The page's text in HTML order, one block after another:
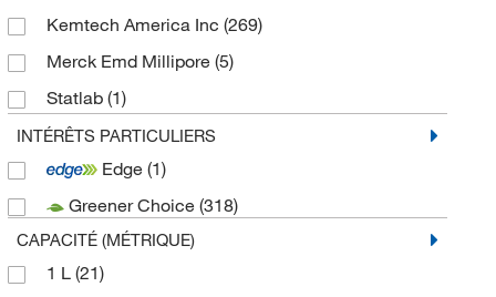
Kemtech America Inc (269)
Merck Emd Millipore (5)
Statlab (1)
United Scientific Supplies Inc
INTÉRÊTS PARTICULIERS
Edge (1)
Greener Choice (318)
CAPACITÉ (MÉTRIQUE)
1 L (21)